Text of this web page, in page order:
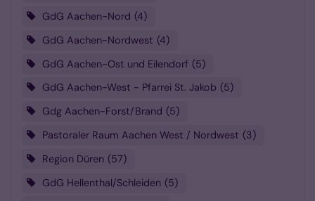
GdG Aachen-Nord 4
GdG Aachen-Nordwest 4
GdG Aachen-Ost und Eilendorf 5
GdG Aachen-West - Pfarrei St. Jakob
5
Gdg Aachen-Forst/Brand 5
Pastoraler Raum Aachen West / Nordwest 3
Region Düren 57
GdG Hellenthal/Schleiden 5